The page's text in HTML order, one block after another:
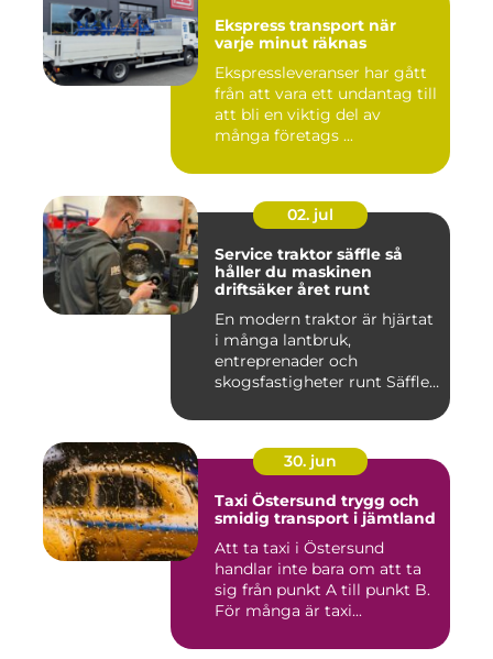
Ekspress transport när
varje minut räknas
Ekspressleveranser har gått
från att vara ett undantag till
att bli en viktig del av
många företags ...
02. jul
Service traktor säffle så
håller du maskinen
driftsäker året runt
En modern traktor är hjärtat
i många lantbruk,
entreprenader och
skogsfastigheter runt Säffle.
30. jun
Taxi Östersund trygg och
smidig transport i jämtland
Att ta taxi i Östersund
handlar inte bara om att ta
sig från punkt A till punkt B.
För många är taxi...